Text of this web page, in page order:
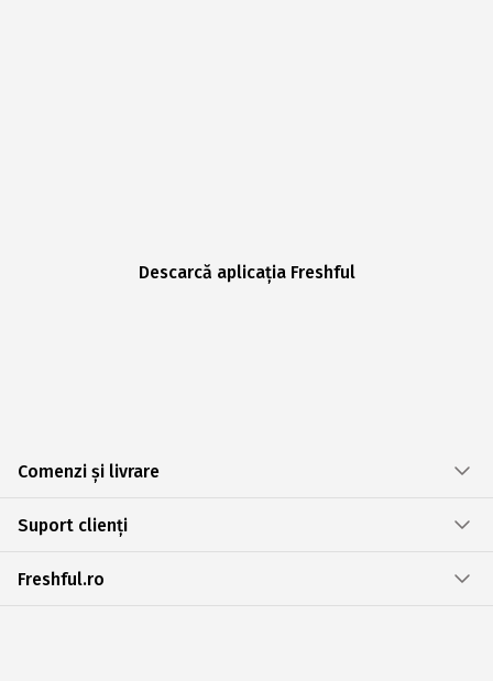
Descarcă aplicația Freshful
Comenzi și livrare
Suport clienți
Freshful.ro